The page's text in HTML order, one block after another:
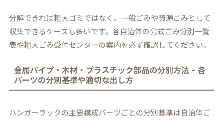
分解できれば粗大ゴミではなく、一般ごみや資源ごみとして
収集できるケースも多いです。各自治体の公式ごみ分別一覧
表や粗大ごみ受付センターの案内を必ず確認してください。
金属パイプ・木材・プラスチック部品の分別方法 – 各
パーツの分別基準や適切な出し方
ハンガーラックの主要構成パーツごとの分別基準は自治体ご